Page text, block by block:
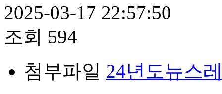
2025-03-17 22:57:50
조회 594
첨부파일 24년도뉴스